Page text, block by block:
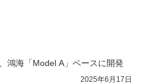
鴻海「Model A」ベースに開発
2025年6月17日